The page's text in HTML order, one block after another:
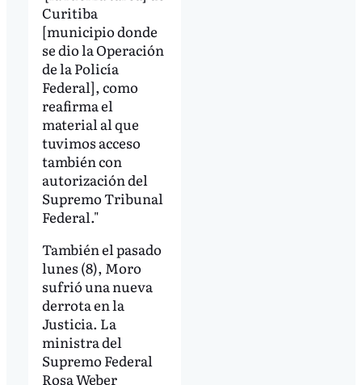
Curitiba
[municipio donde
se dio la Operación
de la Policía
Federal], como
reafirma el
material al que
tuvimos acceso
también con
autorización del
Supremo Tribunal
Federal."
También el pasado
lunes (8), Moro
sufrió una nueva
derrota en la
Justicia. La
ministra del
Supremo Federal
Rosa Weber